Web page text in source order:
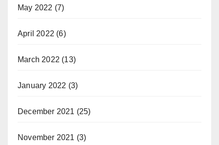
May 2022 (7)
April 2022 (6)
March 2022 (13)
January 2022 (3)
December 2021 (25)
November 2021 (3)